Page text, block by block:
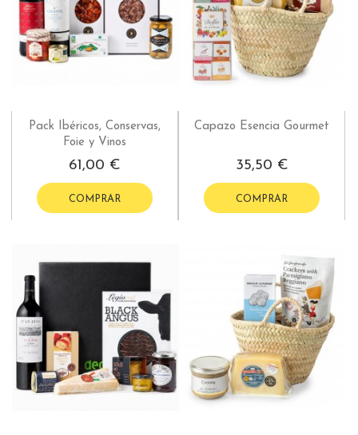
Pack Ibéricos, Conservas,
Foie y Vinos
61,00 €
COMPRAR
Capazo Esencia Gourmet
35,50 €
COMPRAR